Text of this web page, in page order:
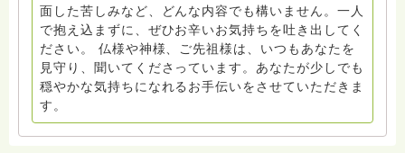
面した苦しみなど、どんな内容でも構いません。一人
で抱え込まずに、ぜひお辛いお気持ちを吐き出してく
ださい。 仏様や神様、ご先祖様は、いつもあなたを
見守り、聞いてくださっています。あなたが少しでも
穏やかな気持ちになれるお手伝いをさせていただきま
す。